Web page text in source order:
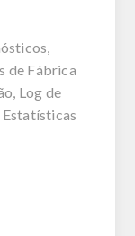
de Fábrica
Log de
Estatísticas